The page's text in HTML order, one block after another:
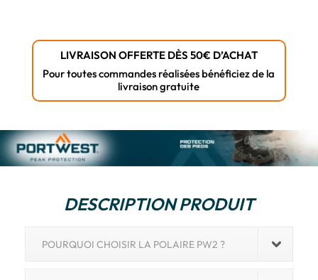
LIVRAISON OFFERTE DÈS 50€ D’ACHAT
Pour toutes commandes réalisées bénéficiez de la
livraison gratuite
DESCRIPTION PRODUIT
POURQUOI CHOISIR LA POLAIRE PW2 ?